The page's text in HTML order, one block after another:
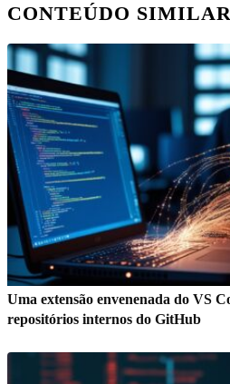
CONTEÚDO SIMILAR
Uma extensão envenenada do VS
repositórios internos do GitHub